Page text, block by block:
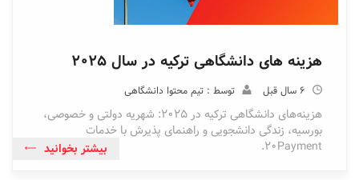
هزینه های دانشگاهی ترکیه در سال ۲۰۲۵
6 سال قبل توسط : تیم محتوا دانشگاهی
هزینه‌های دانشگاهی ترکیه در ۲۰۲۵: شهریه دولتی و خصوصی،
بورسیه، زندگی دانشجویی و راهنمای پذیرش با خدمات
20Payment.
بیشتر بخوانید